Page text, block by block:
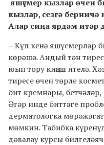
яшүсмер кызлар өчен
кызлар, сезгә
Алар сиңа ярдәм итәр
– Күп кенә яшүсмерләр
көрәшә. Андый тән
юып тору киңәш ителә.
тиресе өчен төрле
бит кремнары,
Әгәр инде биттәге
дерматологка
мөмкин. Табибка
дәвалау курсы